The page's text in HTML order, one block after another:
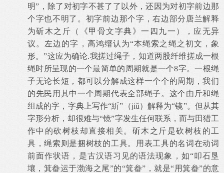
明”，除了对初字不甚了了以外，还因为对初字前边那
个字也不明了。初字前边那个字，右边部分唐兰解释
为斫木之斤（《甲骨文字典》一四九一），应无异
议。左边的字，高鸿缙认为“本绳索之绳之初文，象
形。”这应为确论.我搓过绳子，知道两股纤维搓成一根
绳时所呈现的一个最简单的周期就是一个8字。一根绳
子无论长短，都可以分解成这样一个个的周期，我们
的先民用其中一个周期代表全部绳子。这个由斤和绳
组成的字，字典上写作“紤”（jiǔ）解释为“镜”。但从其
字形分析，却很难与“镜”字发生任何联系，而与田猎工
作中的砍树枝却直接相关。斫木之斤是砍树枝的工
具，绳索则是捆树枝的工具。用表工具的名词在动词
前面作状语，是古汉语习见的语法现象，如“叩石垦
壤，箕畚运于渤海之尾”的“箕畚”，就是“用箕畚”的意